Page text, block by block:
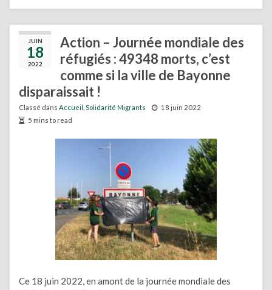
JUIN
18
2022
Action – Journée mondiale des
réfugiés : 49348 morts, c’est
comme si la ville de Bayonne
disparaissait !
Classé dans Accueil Solidarité Migrants
18 juin 2022
5 mins to read
Ce 18 juin 2022, en amont de la journée mondiale des